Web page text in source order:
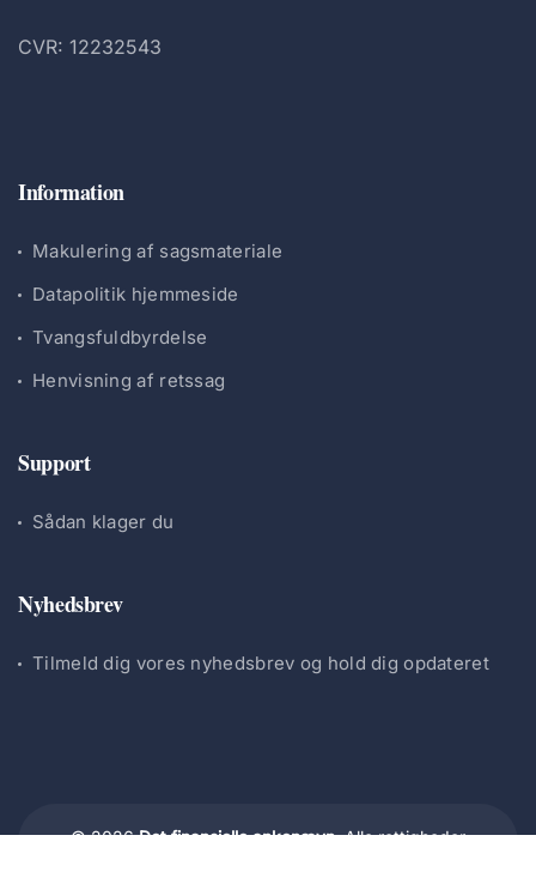
CVR: 12232543
Information
Makulering af sagsmateriale
Datapolitik hjemmeside
Tvangsfuldbyrdelse
Henvisning af retssag
Support
Sådan klager du
Nyhedsbrev
Tilmeld dig vores nyhedsbrev og hold dig opdateret
© 2026Det finansielle ankenævn.Alle rettigheder